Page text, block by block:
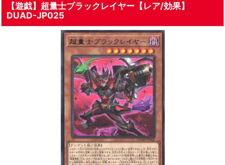
【遊戯】超量士ブラックレイヤー【レア/効果】
DUAD-JP025